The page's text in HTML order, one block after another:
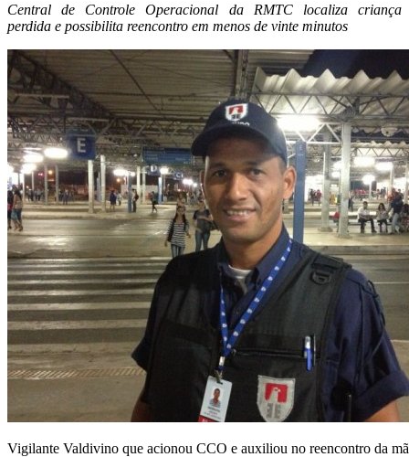
Central de Controle Operacional da RMTC localiza criança
perdida e possibilita reencontro em menos de vinte minutos
Vigilante Valdivino que acionou CCO e auxiliou no reencontro da